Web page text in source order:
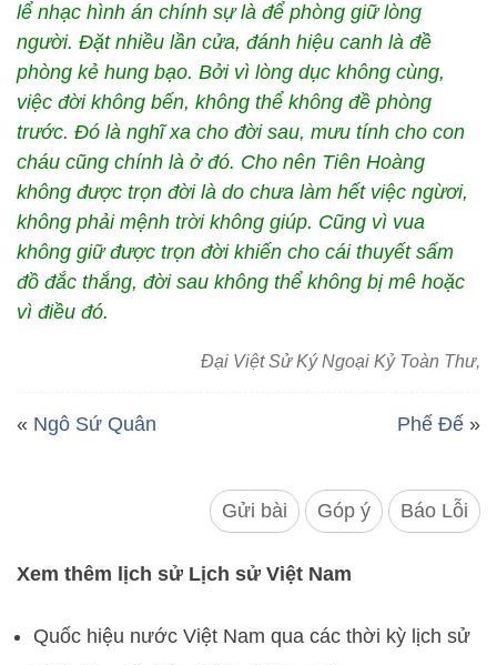
lể nhạc hình án chính sự là để phòng giữ lòng
người. Đặt nhiều lần cửa, đánh hiệu canh là đề
phòng kẻ hung bạo. Bởi vì lòng dục không cùng,
việc đời không bến, không thể không đề phòng
trước. Đó là nghĩ xa cho đời sau, mưu tính cho con
cháu cũng chính là ở đó. Cho nên Tiên Hoàng
không được trọn đời là do chưa làm hết việc ngừơi,
không phải mệnh trời không giúp. Cũng vì vua
không giữ được trọn đời khiến cho cái thuyết sấm
đồ đắc thắng, đời sau không thể không bị mê hoặc
vì điều đó.
Đại Việt Sử Ký Ngoại Kỷ Toàn Thư,
« Ngô Sứ Quân Phế Đế »
Gửi bài Góp ý Báo Lỗi
Xem thêm lịch sử Lịch sử Việt Nam
Quốc hiệu nước Việt Nam qua các thời kỳ lịch sử